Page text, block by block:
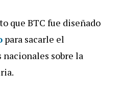
que BTC fue diseñado
para sacarle el
sobre la